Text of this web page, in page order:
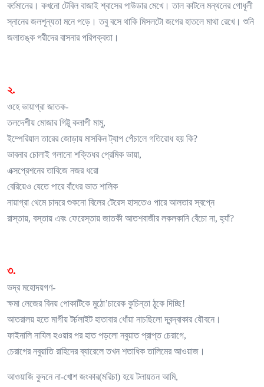
বর্তমানের। কখনো টেবিল বাজাই শ্বাসের পাউডার মেখে। তাল কাটলে মন্থনের গোধূলী
স্নানের জলশূন্যতা মনে পড়ে। তবু বসে থাকি মিসলটো জগের হাতলে মাথা রেখে। শুনি
জলাতঙ্ক পরীদের বাসনার পরিপক্বতা।
২.
ওহে ভায়াগ্রা জাতক-
তলদেশীয় মোজার গিট্টু কলাপী মামু,
ইম্পেরিয়াল তারের জোড়ায় মাসকিন ট্যাপ পেঁচালে গতিরোধ হয় কি?
ভাবনার চোলাই গলানো শক্তিধর প্রেমিক ভায়া,
এক্সপ্রেশনের তাবিজে নজর ধরো
বেরিয়েও যেতে পারে বাঁধের ভাত শালিক
নায়াগ্রা থেমে চাদরে শুকনো বিলের টেরেস হাসতেও পারে আলতার স্বপ্নে
রাস্তায়, বস্তায় এবং ফেরেস্তায় জাতকী আতশবাজীর লকলকানি বেঁচো না, হ্যাঁ?
৩.
ভদ্র মহোদয়গণ-
ক্ষমা লেজের বিনয় পোকাটিকে মুঠো’চারেক কুচিন্তা ঠুকে দিচ্ছি!
আতরালয় হতে মার্গীয় টর্চলাইট হাতাবার ধোঁয়া নাচছিলো দ্বন্দ্বাকার যৌবনে।
ফাইনালি নাযিল হওয়ার পর হাত পড়লো নবুয়াত প্রাপ্ত চেরাগে,
চেরাগের নবুয়াতি রাহিদের ব্যারেলে তখন শতাধিক তালিমের আওয়াজ।
আওয়াজি কুদনে না-খোশ জংকার(মরিচা) হয়ে টলায়তন আমি,